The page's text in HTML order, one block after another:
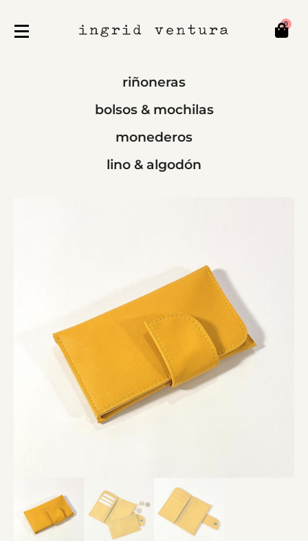
0
riñoneras
bolsos & mochilas
monederos
lino & algodón